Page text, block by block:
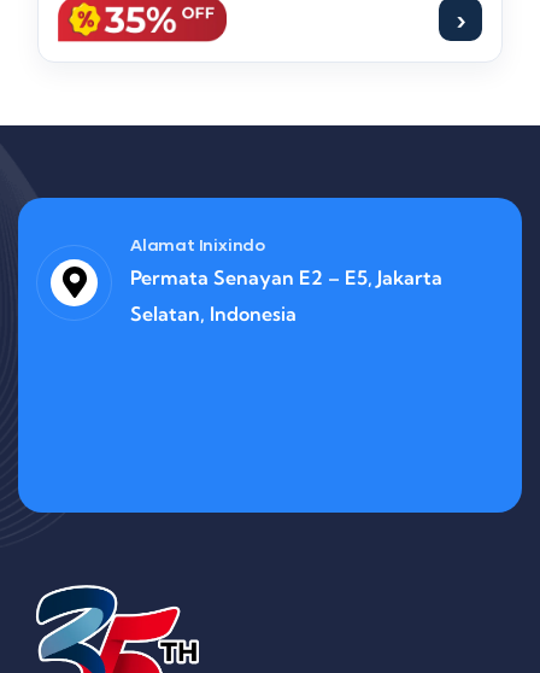
›
Alamat Inixindo
Permata Senayan E2 – E5, Jakarta
Selatan, Indonesia